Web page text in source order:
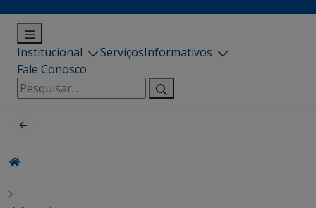
Institucional ServiçosInformativos
Fale Conosco
Pesquisar
por: